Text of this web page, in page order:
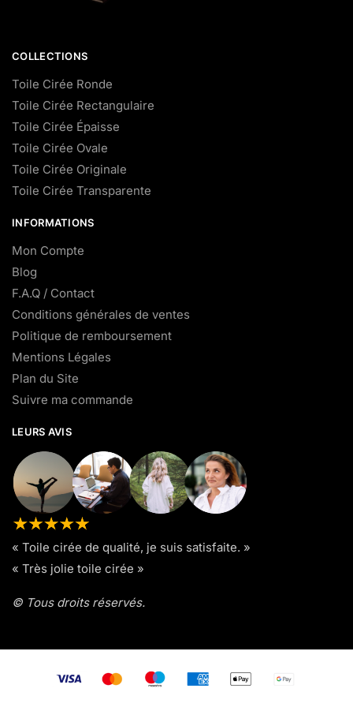
COLLECTIONS
Toile Cirée Ronde
Toile Cirée Rectangulaire
Toile Cirée Épaisse
Toile Cirée Ovale
Toile Cirée Originale
Toile Cirée Transparente
INFORMATIONS
Mon Compte
Blog
F.A.Q / Contact
Conditions générales de ventes
Politique de remboursement
Mentions Légales
Plan du Site
Suivre ma commande
LEURS AVIS
« Toile cirée de qualité, je suis satisfaite. »
« Très jolie toile cirée »
© Tous droits réservés.